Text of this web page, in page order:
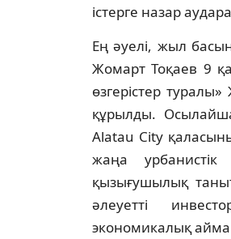
істерге назар
Ең әуелі, жыл
Жомарт Тоқаев 9
өзгерістер
құрылды.
Alatau City
жаңа
қызығушылық
әлеуетті
экономикалық